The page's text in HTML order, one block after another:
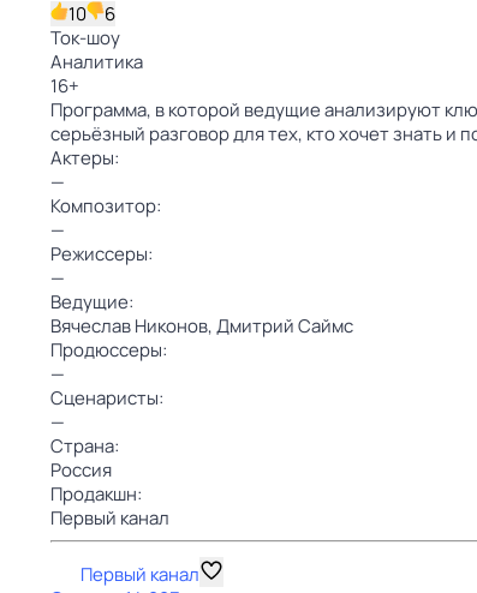
10
6
Ток-шоу
Аналитика
16+
Программа, в которой ведущие анализируют
серьёзный разговор для тех, кто хочет знать и
Актеры:
—
Композитор:
—
Режиссеры:
—
Ведущие:
Вячеслав Никонов,Дмитрий Саймс
Продюссеры:
—
Сценаристы:
—
Страна:
Россия
Продакшн:
Первый канал
Первый канал